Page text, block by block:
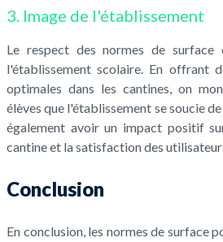
3. Image de l'établissement
Le respect des normes de
l'établissement scolaire. En offrant
optimales dans les cantines, on
élèves que l'établissement se soucie
également avoir un impact positif
cantine et la satisfaction des
Conclusion
En conclusion, les normes de surface